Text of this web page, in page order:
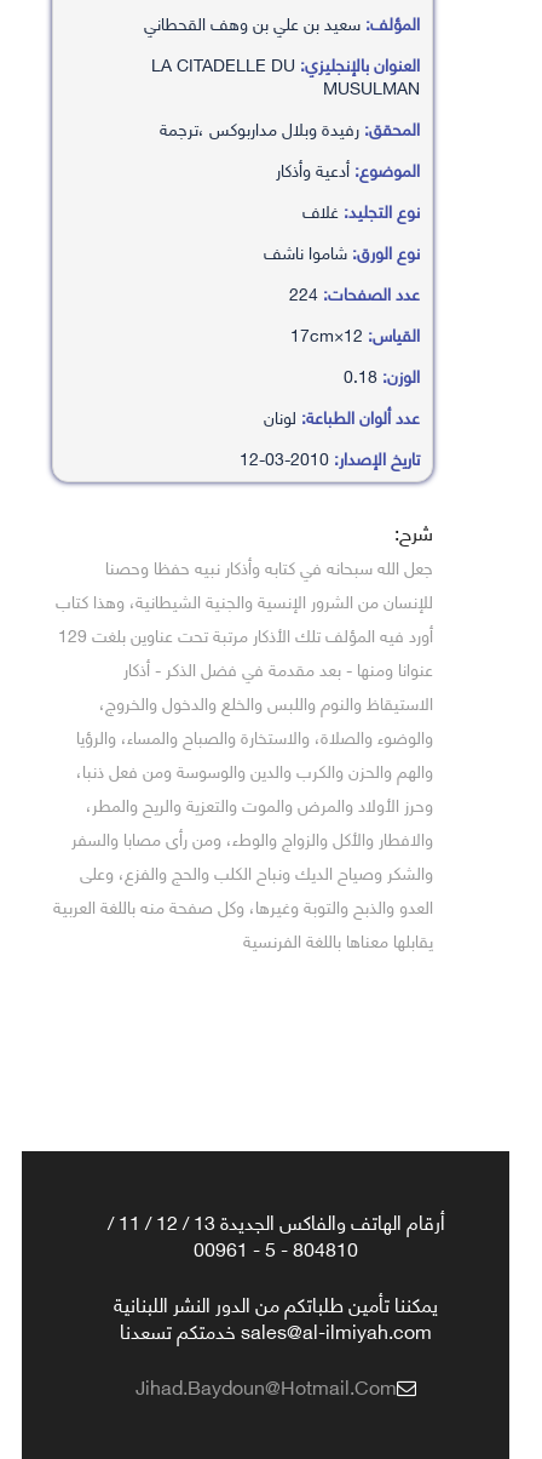
المؤلف:سعيد بن علي بن وهف القحطاني
العنوان بالإنجليزي: LA CITADELLE DU
MUSULMAN
المحقق:رفيدة وبلال مداربوكس ،ترجمة
الموضوع:أدعية وأذكار
نوع التجليد:غلاف
نوع الورق:شاموا ناشف
عدد الصفحات:
القياس:
الوزن:
عدد ألوان الطباعة: لونان
تاريخ الإصدار:
شرح:
جعل الله سبحانه في كتابه وأذكار نبيه حفظا وحصنا
للإنسان من الشرور الإنسية والجنية الشيطانية، وهذا كتاب
أورد فيه المؤلف تلك الأذكار مرتبة تحت عناوين بلغت 129
عنوانا ومنها - بعد مقدمة في فضل الذكر - أذكار
الاستيقاظ والنوم واللبس والخلع والدخول والخروج،
والوضوء والصلاة، والاستخارة والصباح والمساء، والرؤيا
والهم والحزن والكرب والدين والوسوسة ومن فعل ذنبا،
وحرز الأولاد والمرض والموت والتعزية والريح والمطر،
والافطار والأكل والزواج والوطء، ومن رأى مصابا والسفر
والشكر وصياح الديك ونباح الكلب والحج والفزع، وعلى
العدو والذبح والتوبة وغيرها، وكل صفحة منه باللغة العربية
يقابلها معناها باللغة الفرنسية
أرقام الهاتف والفاكس الجديدة 13 / 12 / 11 /
804810 - 5 - 00961
يمكننا تأمين طلباتكم من الدور النشر اللبنانية
sales@al-ilmiyah.com خدمتكم تسعدنا
Jihad.baydoun@hotmail.com